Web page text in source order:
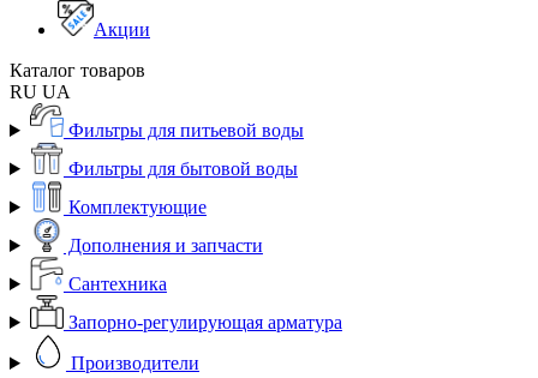
Акции
Каталог товаров
RU UA
Фильтры для питьевой воды
Фильтры для бытовой воды
Комплектующие
Дополнения и запчасти
Сантехника
Запорно-регулирующая арматура
Производители